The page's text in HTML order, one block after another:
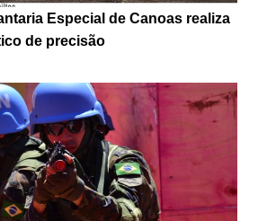
Especial de Canoas realiza
de precisão